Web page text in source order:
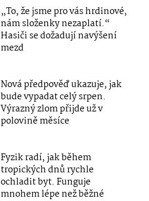
„To, že jsme pro vás hrdinové,
nám složenky nezaplatí.“
Hasiči se dožadují navýšení
mezd
Nová předpověď ukazuje, jak
bude vypadat celý srpen.
Výrazný zlom přijde už v
polovině měsíce
Fyzik radí, jak během
tropických dnů rychle
ochladit byt. Funguje
mnohem lépe než běžné